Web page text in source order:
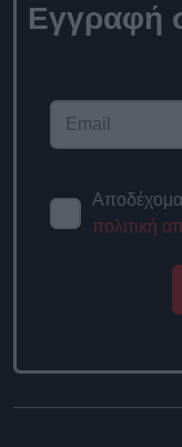
Εγγραφή
πολιτική